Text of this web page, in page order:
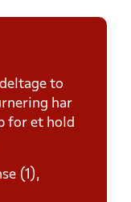
to
har
for et hold
(1),